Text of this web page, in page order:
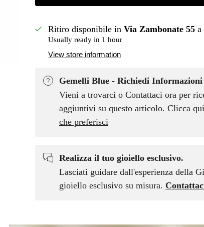
Ritiro disponibile inVia Zambonate 55 a
Usually ready in 1 hour
View store information
Gemelli Blue - Richiedi
Vieni a trovarci o Contattaci ora per
aggiuntivi su questo articolo. Clicca
che preferisci
Realizza il tuo gioiello esclusivo.
Lasciati guidare dall'esperienza della
gioiello esclusivo su misura.